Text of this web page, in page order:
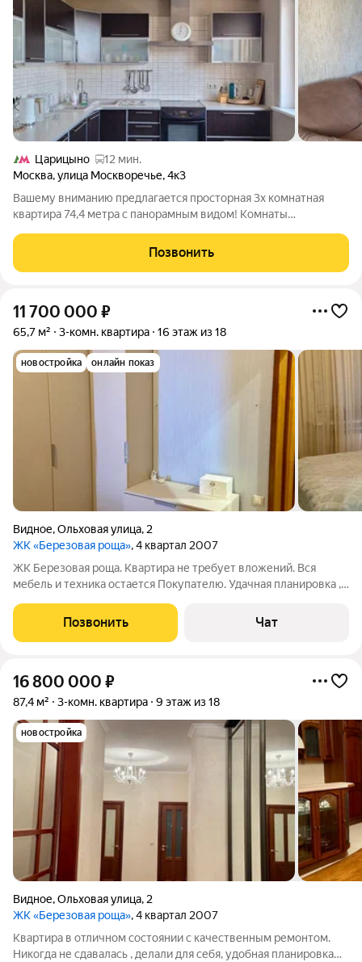
Царицыно
12 мин.
Москва,улица Москворечье,4к3
Вашему вниманию предлагается просторная 3х комнатная
квартира 74,4 метра с панорамным видом! Комнаты
гарнитур со всей бытовой техникой, санузел совмещенный,
гардеробная. В собственности с
Позвонить
11 700 000 ₽
65,7 м² 3-комн. квартира 16 этаж из 18
новостройка онлайн показ
Видное,Ольховая улица, 2
ЖК «Березовая роща», 4 квартал 2007
ЖК Березовая роща. Квартира не требует вложений. Вся
мебель и техника остается Покупателю. Удачная планировка ,
санузел, две лоджии. Окна на две стороны. Развитая
инфраструктура, подземный
Позвонить Чат
16 800 000 ₽
87,4 м² 3-комн. квартира 9 этаж из 18
новостройка
Видное,Ольховая улица, 2
ЖК «Березовая роща», 4 квартал 2007
Квартира в отличном состоянии с качественным ремонтом.
Никогда не сдавалась , делали для себя, удобная планировка